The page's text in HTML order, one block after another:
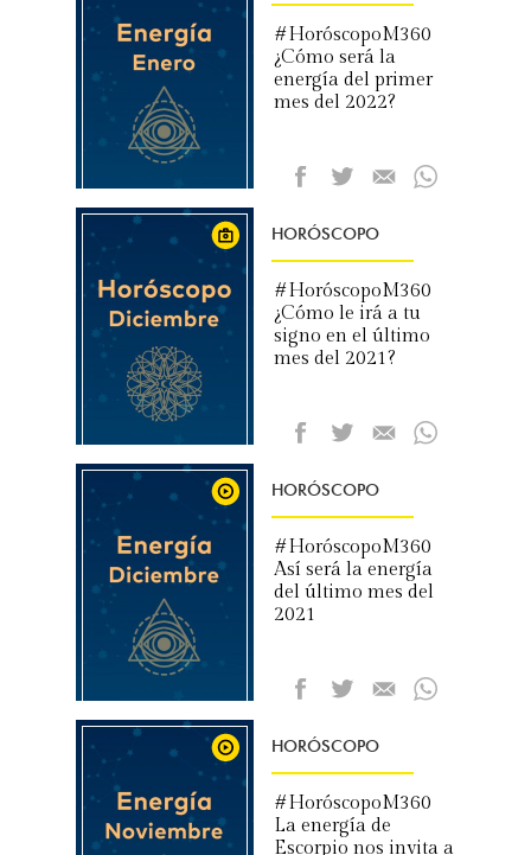
#HoróscopoM360
¿Cómo será la
energía del primer
mes del 2022?
HORÓSCOPO
#HoróscopoM360
¿Cómo le irá a tu
signo en el último
mes del 2021?
HORÓSCOPO
#HoróscopoM360
Así será la energía
del último mes del
2021
HORÓSCOPO
#HoróscopoM360
La energía de
Escorpio nos invita a